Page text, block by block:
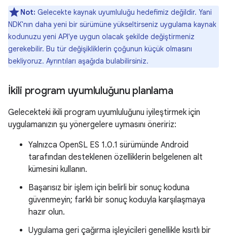
Not: Gelecekte kaynak uyumluluğu hedefimiz değildir. Yani
NDK'nın daha yeni bir sürümüne yükseltirseniz uygulama kaynak
kodunuzu yeni API'ye uygun olacak şekilde değiştirmeniz
gerekebilir. Bu tür değişikliklerin çoğunun küçük olmasını
bekliyoruz. Ayrıntıları aşağıda bulabilirsiniz.
İkili program uyumluluğunu planlama
Gelecekteki ikili program uyumluluğunu iyileştirmek için
uygulamanızın şu yönergelere uymasını öneririz:
Yalnızca OpenSL ES 1.0.1 sürümünde Android
tarafından desteklenen özelliklerin belgelenen alt
kümesini kullanın.
Başarısız bir işlem için belirli bir sonuç koduna
güvenmeyin; farklı bir sonuç koduyla karşılaşmaya
hazır olun.
Uygulama geri çağırma işleyicileri genellikle kısıtlı bir